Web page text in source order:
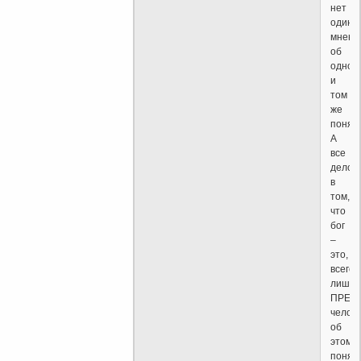
нет
об
одном
и
том
же
А
все
дело
в
том,
что
бог
–
это,
всего
лишь,
об
этом